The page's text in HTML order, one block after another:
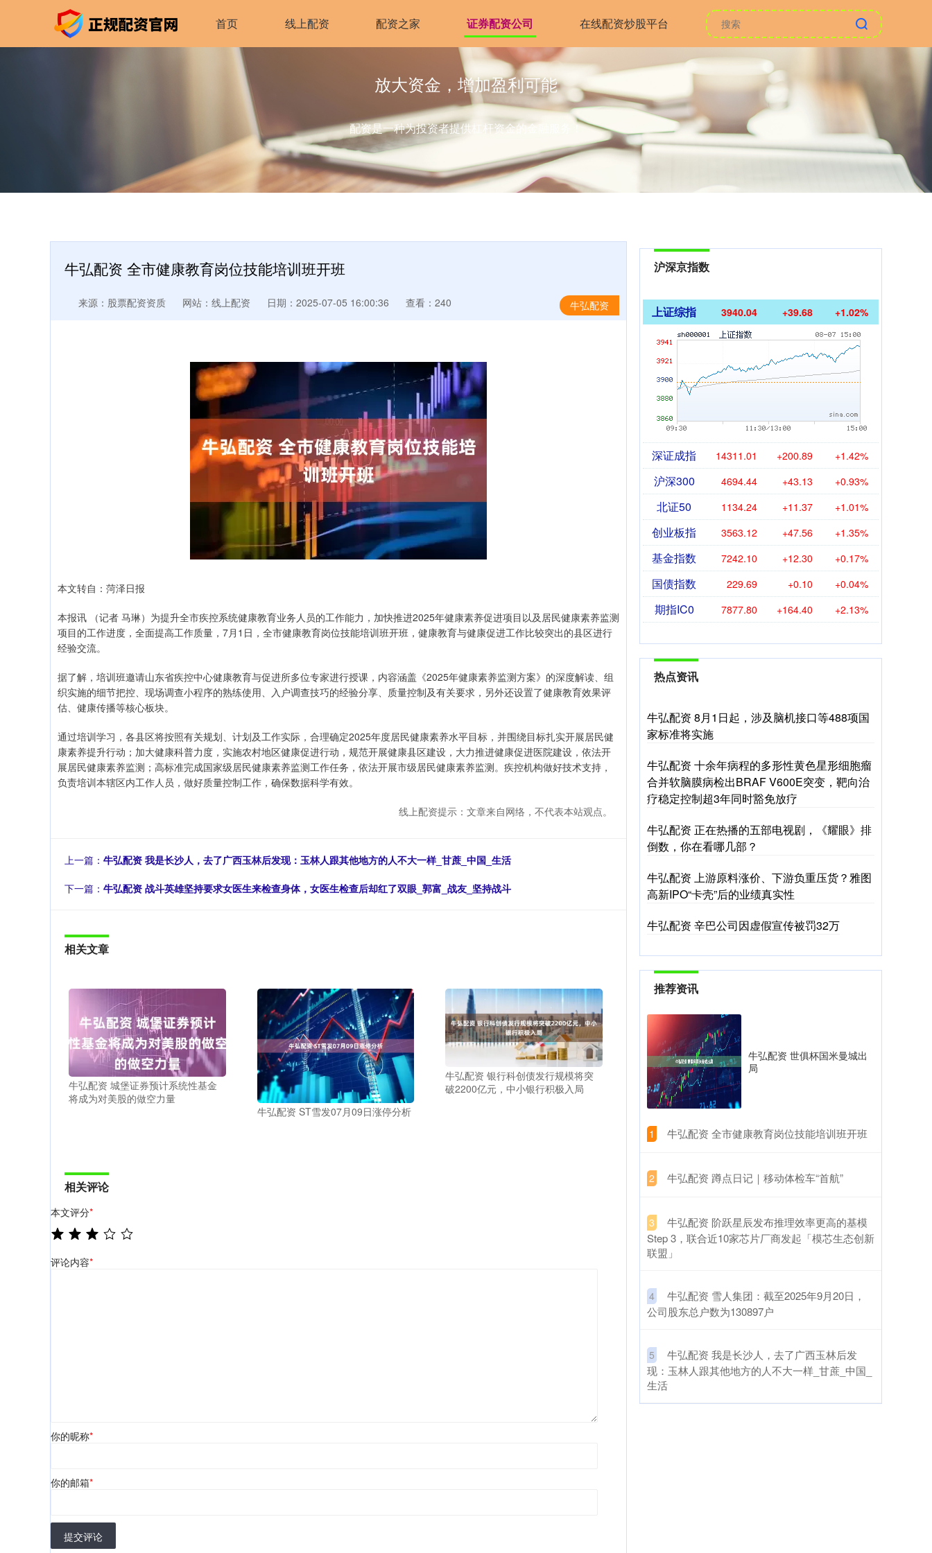
首页 线上配资 配资之家 证券配资公司 在线配资炒股平台
放大资金，增加盈利可能
配资是一种为投资者提供杠杆资金的金融服务！
牛弘配资 全市健康教育岗位技能培训班开班
牛弘配资
来源：股票配资资质 网站：线上配资 日期：2025-07-05 16:00:36 查看：240
本文转自：菏泽日报
本报讯 （记者 马琳）为提升全市疾控系统健康教育业务人员的工作能力，加快推进2025年健康素养促进项目以及居民健康素养监测
项目的工作进度，全面提高工作质量，7月1日，全市健康教育岗位技能培训班开班，健康教育与健康促进工作比较突出的县区进行
经验交流。
据了解，培训班邀请山东省疾控中心健康教育与促进所多位专家进行授课，内容涵盖《2025年健康素养监测方案》的深度解读、组
织实施的细节把控、现场调查小程序的熟练使用、入户调查技巧的经验分享、质量控制及有关要求，另外还设置了健康教育效果评
估、健康传播等核心板块。
通过培训学习，各县区将按照有关规划、计划及工作实际，合理确定2025年度居民健康素养水平目标，并围绕目标扎实开展居民健
康素养提升行动；加大健康科普力度，实施农村地区健康促进行动，规范开展健康县区建设，大力推进健康促进医院建设，依法开
展居民健康素养监测；高标准完成国家级居民健康素养监测工作任务，依法开展市级居民健康素养监测。疾控机构做好技术支持，
负责培训本辖区内工作人员，做好质量控制工作，确保数据科学有效。
线上配资提示：文章来自网络，不代表本站观点。
上一篇： 牛弘配资 我是长沙人，去了广西玉林后发现：玉林人跟其他地方的人不大一样_甘蔗_中国_生活
下一篇： 牛弘配资 战斗英雄坚持要求女医生来检查身体，女医生检查后却红了双眼_郭富_战友_坚持战斗
相关文章
牛弘配资 城堡证券预计系统性基金
将成为对美股的做空力量
牛弘配资 ST雪发07月09日涨停分析
牛弘配资 银行科创债发行规模将突
破2200亿元，中小银行积极入局
相关评论
本文评分*
评论内容*
你的昵称*
你的邮箱*
提交评论
沪深京指数
上证综指 3940.04 +39.68 +1.02%
深证成指 14311.01 +200.89 +1.42%
沪深300 4694.44 +43.13 +0.93%
北证50 1134.24 +11.37 +1.01%
创业板指 3563.12 +47.56 +1.35%
基金指数 7242.10 +12.30 +0.17%
国债指数 229.69 +0.10 +0.04%
期指IC0 7877.80 +164.40 +2.13%
热点资讯
牛弘配资 8月1日起，涉及脑机接口等488项国
家标准将实施
牛弘配资 十余年病程的多形性黄色星形细胞瘤
合并软脑膜病检出BRAF V600E突变，靶向治
疗稳定控制超3年同时豁免放疗
牛弘配资 正在热播的五部电视剧，《耀眼》排
倒数，你在看哪几部？
牛弘配资 上游原料涨价、下游负重压货？雅图
高新IPO“卡壳”后的业绩真实性
牛弘配资 辛巴公司因虚假宣传被罚32万
推荐资讯
牛弘配资 世俱杯国米曼城出
局
1 ​牛弘配资 全市健康教育岗位技能培训班开班
2 ​牛弘配资 蹲点日记｜移动体检车“首航”
3
​牛弘配资 阶跃星辰发布推理效率更高的基模
Step 3，联合近10家芯片厂商发起「模芯生态创新
联盟」
4
​牛弘配资 雪人集团：截至2025年9月20日，
公司股东总户数为130897户
5
​牛弘配资 我是长沙人，去了广西玉林后发
现：玉林人跟其他地方的人不大一样_甘蔗_中国_
生活